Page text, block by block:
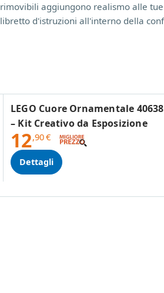
aggiungono realismo alle
d'istruzioni all'interno della
LEGO Cuore Ornamentale 40638
– Kit Creativo da Esposizione
12,90€
Dettagli